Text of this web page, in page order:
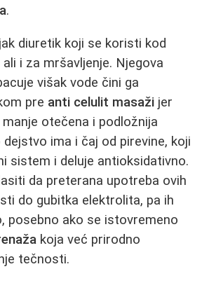
.
diuretik koji se koristi kod
i za mršavljenje. Njegova
višak vode čini ga
pre anti celulit masaži jer
otečena i podložnija
dejstvo ima i čaj od pirevine, koji
sistem i deluje antioksidativno.
da preterana upotreba ovih
do gubitka elektrolita, pa ih
posebno ako se istovremeno
koja već prirodno
tečnosti.